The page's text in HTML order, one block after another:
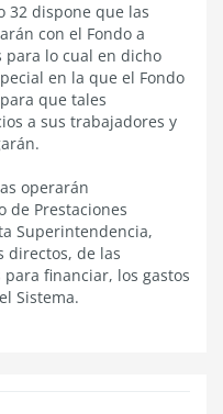
32 dispone que las
con el Fondo a
para lo cual en dicho
en la que el Fondo
que tales
a sus trabajadores y
operarán
de Prestaciones
Superintendencia,
directos, de las
financiar, los gastos
Sistema.